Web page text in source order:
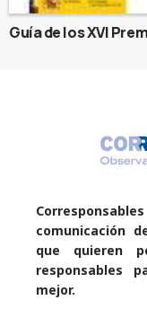
Guía de los XVI
comunicación
que quieren
responsables
mejor.